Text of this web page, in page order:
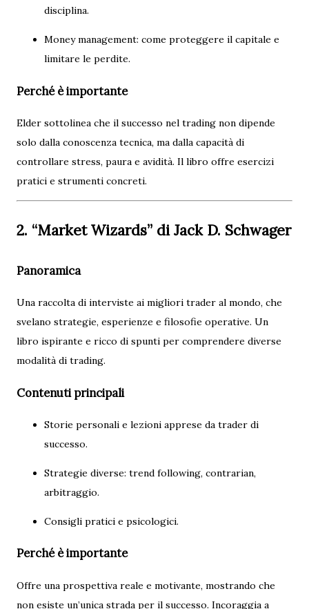
disciplina.
Money management: come proteggere il capitale e
limitare le perdite.
Perché è importante
Elder sottolinea che il successo nel trading non dipende
solo dalla conoscenza tecnica, ma dalla capacità di
controllare stress, paura e avidità. Il libro offre esercizi
pratici e strumenti concreti.
2. “Market Wizards” di Jack D. Schwager
Panoramica
Una raccolta di interviste ai migliori trader al mondo, che
svelano strategie, esperienze e filosofie operative. Un
libro ispirante e ricco di spunti per comprendere diverse
modalità di trading.
Contenuti principali
Storie personali e lezioni apprese da trader di
successo.
Strategie diverse: trend following, contrarian,
arbitraggio.
Consigli pratici e psicologici.
Perché è importante
Offre una prospettiva reale e motivante, mostrando che
non esiste un’unica strada per il successo. Incoraggia a